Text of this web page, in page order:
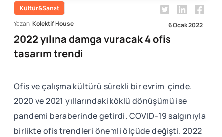
Kültür&Sanat
Yazan:Kolektif House 6 Ocak 2022
2022 yılına damga vuracak 4 ofis
tasarım trendi
Ofis ve çalışma kültürü sürekli bir evrim içinde.
2020 ve 2021 yıllarındaki köklü dönüşümü ise
pandemi beraberinde getirdi. COVID-19 salgınıyla
birlikte ofis trendleri önemli ölçüde değişti. 2022